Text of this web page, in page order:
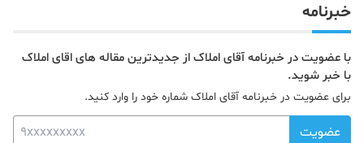
خبرنامه
با عضویت در خبرنامه آقای املاک از جدیدترین مقاله های اقای املاک
با خبر شوید.
برای عضویت در خبرنامه آقای املاک شماره خود را وارد کنید.
عضویت